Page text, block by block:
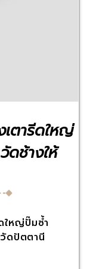
ตารีดใหญ่
ดช้างให้
ใหญ่ปั๊มซ้ำ
ดปัตตานี